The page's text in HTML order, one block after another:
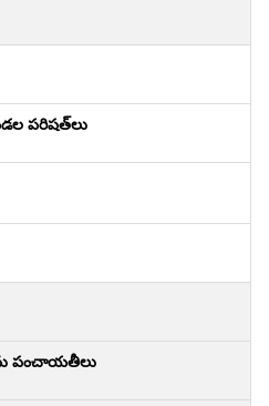
పరిషత్‌లు
పంచాయతీలు